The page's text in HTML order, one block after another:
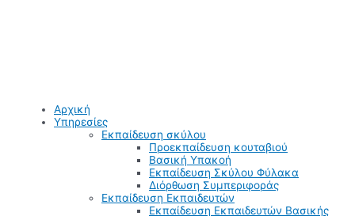
Αρχική
Υπηρεσίες
Εκπαίδευση σκύλου
Προεκπαίδευση κουταβιού
Βασική Υπακοή
Εκπαίδευση Σκύλου Φύλακα
Διόρθωση Συμπεριφοράς
Εκπαίδευση Εκπαιδευτών
Εκπαίδευση Εκπαιδευτών Βασικής